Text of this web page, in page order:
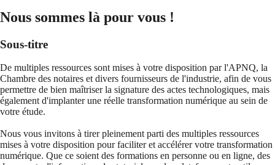
Nous sommes là pour vous !
Sous-titre
De multiples ressources sont mises à votre disposition par l'APNQ, la
Chambre des notaires et divers fournisseurs de l'industrie, afin de vous
permettre de bien maîtriser la signature des actes technologiques, mais
également d'implanter une réelle transformation numérique au sein de
votre étude.
Nous vous invitons à tirer pleinement parti des multiples ressources
mises à votre disposition pour faciliter et accélérer votre transformation
numérique. Que ce soient des formations en personne ou en ligne, des